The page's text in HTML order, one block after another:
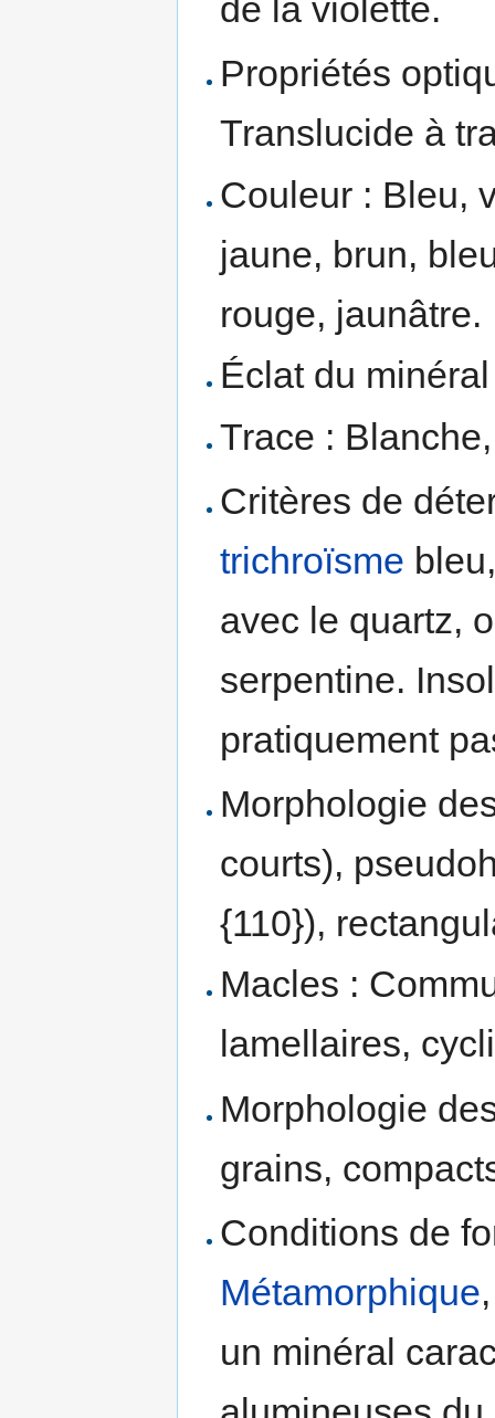
de la violette.
Propriétés
Translucide à
Couleur : Bleu,
jaune, brun,
rouge, jaunâtre.
Éclat du
Trace :
Critères de
trichroïsme
avec le quartz,
serpentine.
pratiquement
Morphologie
courts),
{110}),
Macles :
lamellaires,
Morphologie
grains,
Conditions de
Métamorphique
un minéral